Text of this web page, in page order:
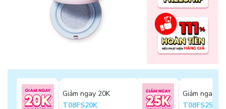
Giảm ngay 20K
T08FS20K
Giảm ngay
T08FS25K